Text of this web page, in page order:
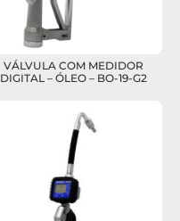
VÁLVULA COM MEDIDOR
DIGITAL – ÓLEO – BO-19-G2